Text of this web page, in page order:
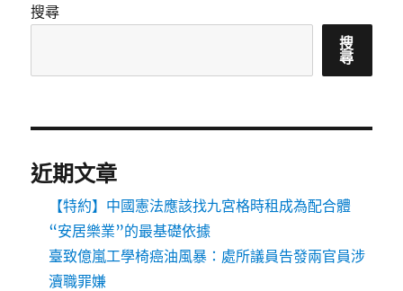
搜尋
搜
尋
近期文章
【特約】中國憲法應該找九宮格時租成為配合體
“安居樂業”的最基礎依據
臺致億嵐工學椅癌油風暴：處所議員告發兩官員涉
瀆職罪嫌